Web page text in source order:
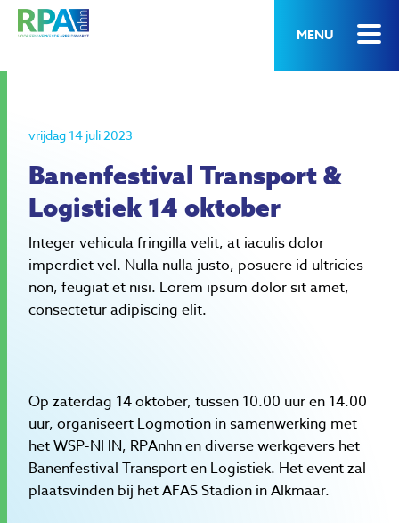
MENU
vrijdag 14 juli 2023
Banenfestival Transport &
Logistiek 14 oktober
Integer vehicula fringilla velit, at iaculis dolor
imperdiet vel. Nulla nulla justo, posuere id ultricies
non, feugiat et nisi. Lorem ipsum dolor sit amet,
consectetur adipiscing elit.
Op zaterdag 14 oktober, tussen 10.00 uur en 14.00
uur, organiseert Logmotion in samenwerking met
het WSP-NHN, RPAnhn en diverse werkgevers het
Banenfestival Transport en Logistiek. Het event zal
plaatsvinden bij het AFAS Stadion in Alkmaar.